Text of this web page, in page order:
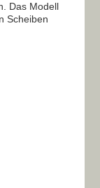
Das Modell
Scheiben